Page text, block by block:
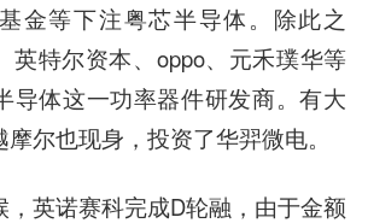
金等下注粤芯半导体。除此之
英特尔资本、oppo、元禾璞华等
导体这一功率器件研发商。有大
尔也现身，投资了华羿微电。
英诺赛科完成D轮融，由于金额